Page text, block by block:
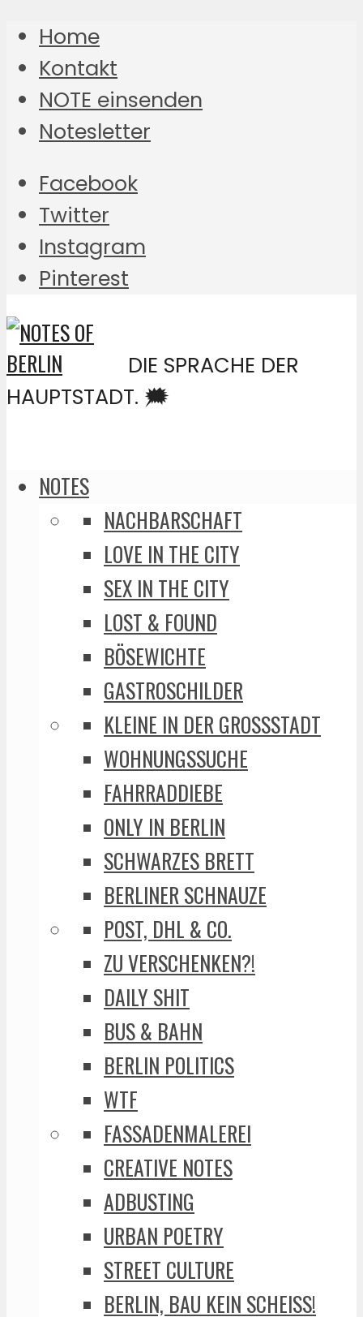
Home
Kontakt
NOTE einsenden
Notesletter
Facebook
Twitter
Instagram
Pinterest
DIE SPRACHE DER
HAUPTSTADT. 🗯️
NOTES
NACHBARSCHAFT
LOVE IN THE CITY
SEX IN THE CITY
LOST & FOUND
BÖSEWICHTE
GASTROSCHILDER
KLEINE IN DER GROSSSTADT
WOHNUNGSSUCHE
FAHRRADDIEBE
ONLY IN BERLIN
SCHWARZES BRETT
BERLINER SCHNAUZE
POST, DHL & CO.
ZU VERSCHENKEN?!
DAILY SHIT
BUS & BAHN
BERLIN POLITICS
WTF
FASSADENMALEREI
CREATIVE NOTES
ADBUSTING
URBAN POETRY
STREET CULTURE
BERLIN, BAU KEIN SCHEISS!